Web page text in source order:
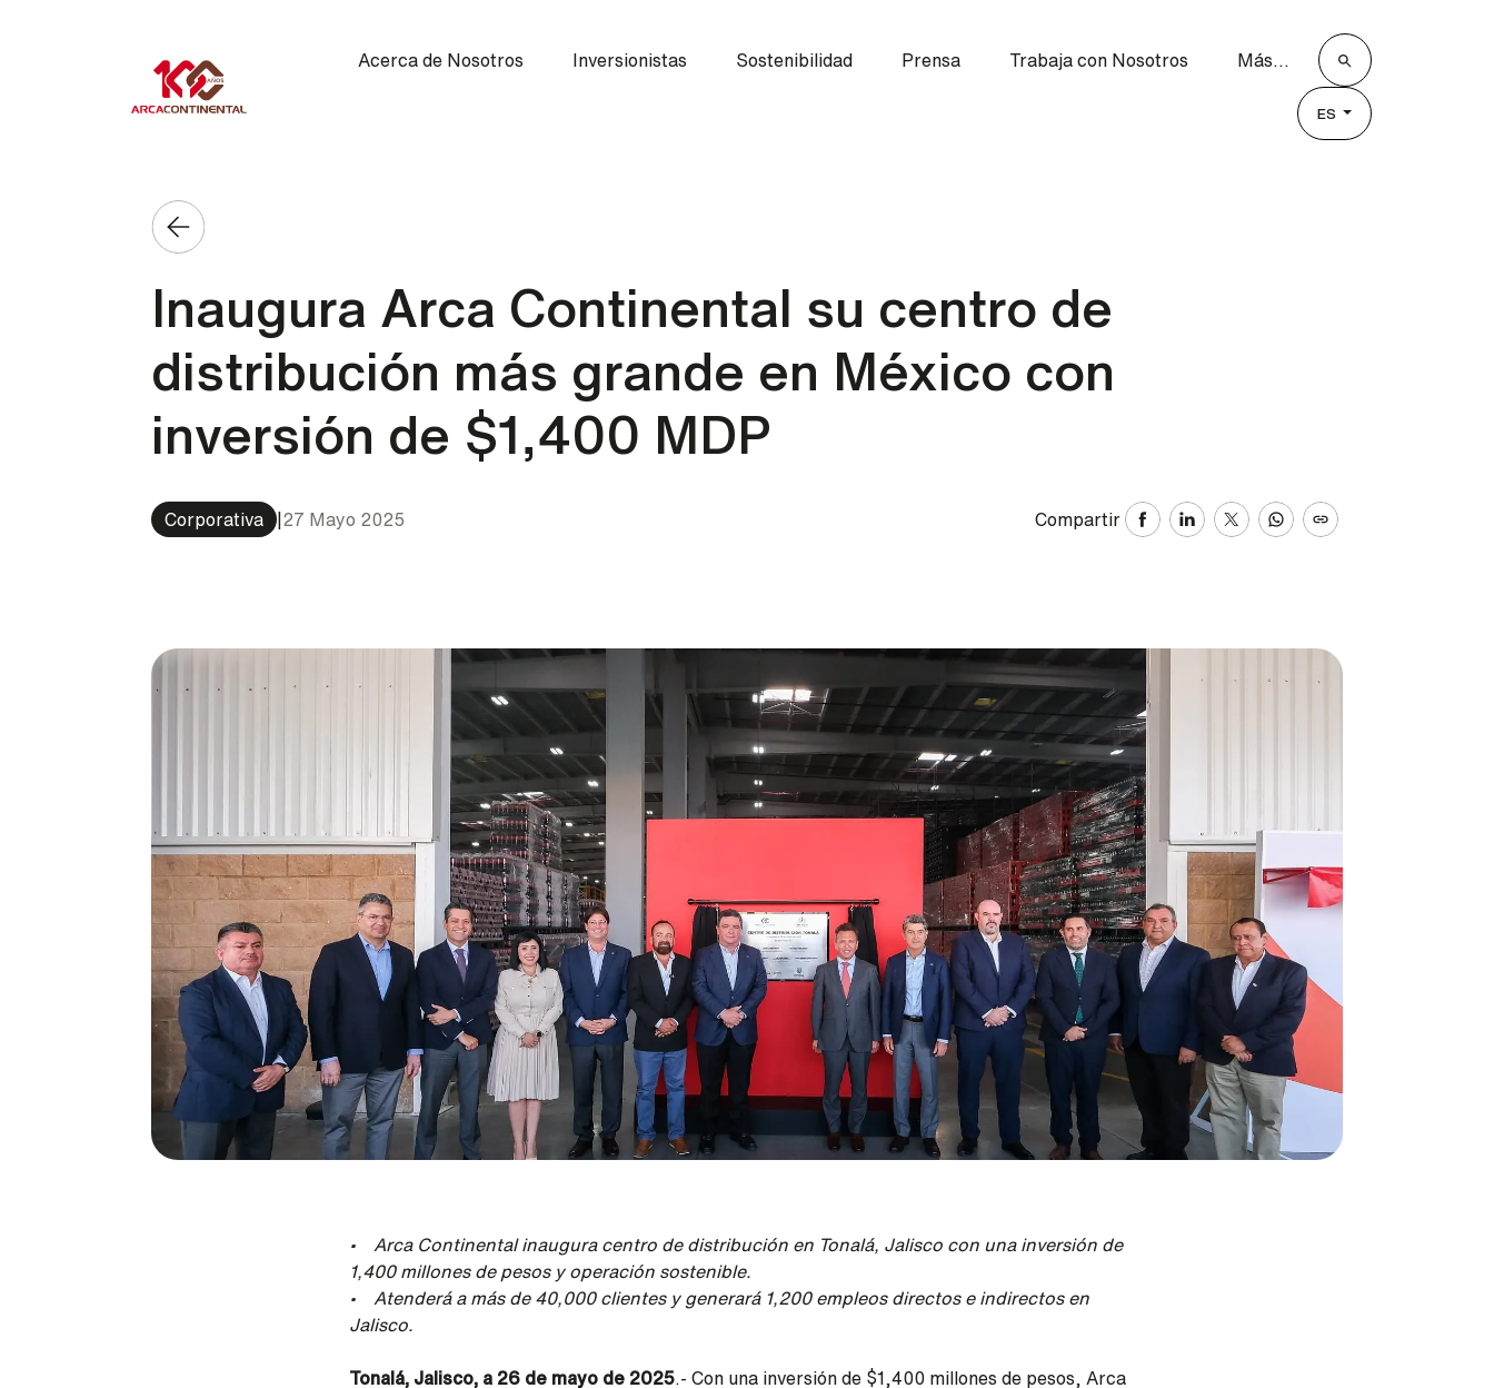
Acerca de Nosotros
Inversionistas Sostenibilidad Prensa Trabaja con Nosotros Más...
ES
Inaugura Arca Continental su centro de
distribución más grande en México con
inversión de $1,400 MDP
Corporativa | 27 Mayo 2025 Compartir
• Arca Continental inaugura centro de distribución en Tonalá, Jalisco con una inversión de
1,400 millones de pesos y operación sostenible.
• Atenderá a más de 40,000 clientes y generará 1,200 empleos directos e indirectos en
Jalisco.
Tonalá, Jalisco, a 26 de mayo de 2025 .- Con una inversión de $1,400 millones de pesos, Arca